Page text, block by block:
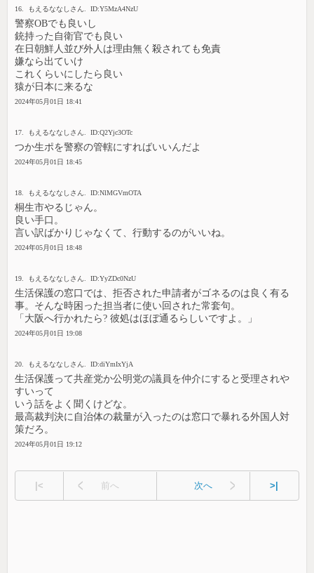
16. もえるななしさん. ID:Y5MzA4NzU
警察OBでも良いし
銃持った自衛官でも良い
在日朝鮮人並び外人は理由無く殺されても免責
嫌なら出ていけ
これくらいにしたら良い
猿が日本に来るな
2024年05月01日 18:41
17. もえるななしさん. ID:Q2Yjc3OTc
つか生ポを警察の管轄にすればいいんだよ
2024年05月01日 18:45
18. もえるななしさん. ID:NlMGVmOTA
桐生市やるじゃん。
良い手口。
言い訳ばかりじゃなくて、行動するのがいいね。
2024年05月01日 18:48
19. もえるななしさん. ID:YyZDc0NzU
生活保護の窓口では、拒否された申請者がゴネるのは良く有る
事。そんな時困った担当者に使い回された常套句。
「大阪へ行かれたら? 彼処はほぼ通るらしいですよ。」
2024年05月01日 19:08
20. もえるななしさん. ID:diYmIxYjA
生活保護って共産党か公明党の議員を仲介にすると受理されや
すいって
いう話をよく聞くけどな。
最高裁判決に自治体の裁量が入ったのは窓口で暴れる外国人対
策だろ。
2024年05月01日 19:12
|< 前へ 次へ >|